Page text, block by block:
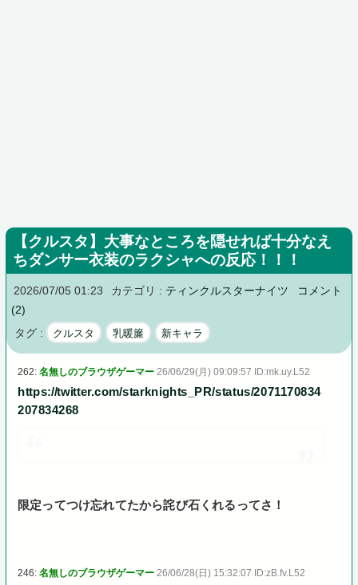
【クルスタ】大事なところを隠せれば十分なえ
ちダンサー衣装のラクシャへの反応！！！
2026/07/05 01:23 カテゴリ : ティンクルスターナイツ
コメント
(2)
タグ :
クルスタ 乳暖簾 新キャラ
262:名無しのブラウザゲーマー 26/06/29(月) 09:09:57 ID:mk.uy.L52
https://twitter.com/starknights_PR/status/2071170834
207834268
限定ってつけ忘れてたから詫び石くれるってさ！
246:名無しのブラウザゲーマー 26/06/28(日) 15:32:07 ID:zB.fv.L52